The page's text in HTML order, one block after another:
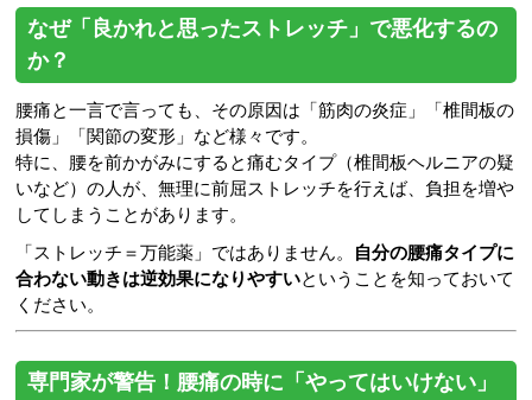
なぜ「良かれと思ったストレッチ」で悪化するの
か？
腰痛と一言で言っても、その原因は「筋肉の炎症」「椎間板の
損傷」「関節の変形」など様々です。
特に、腰を前かがみにすると痛むタイプ（椎間板ヘルニアの疑
いなど）の人が、無理に前屈ストレッチを行えば、負担を増や
してしまうことがあります。
「ストレッチ＝万能薬」ではありません。 自分の腰痛タイプに
合わない動きは逆効果になりやすいということを知っておいて
ください。
専門家が警告！腰痛の時に「やってはいけない」